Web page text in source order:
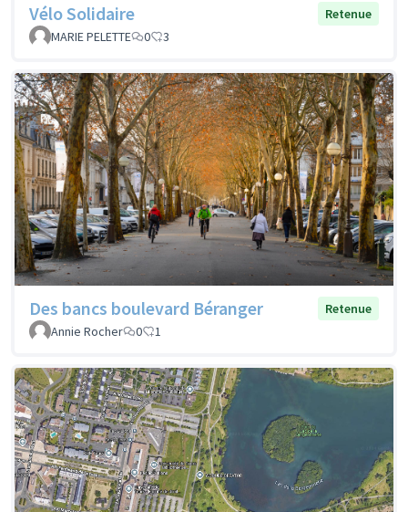
Vélo Solidaire
Retenue
MARIE PELETTE
0 3
Des bancs boulevard Béranger
Retenue
Annie Rocher
0 1